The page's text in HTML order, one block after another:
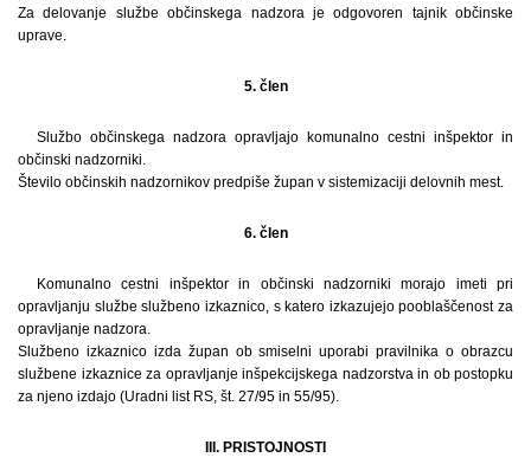
Za delovanje službe občinskega nadzora je odgovoren tajnik občinske
uprave.
5. člen
Službo občinskega nadzora opravljajo komunalno cestni inšpektor in
občinski nadzorniki.
Število občinskih nadzornikov predpiše župan v sistemizaciji delovnih mest.
6. člen
Komunalno cestni inšpektor in občinski nadzorniki morajo imeti pri
opravljanju službe službeno izkaznico, s katero izkazujejo pooblaščenost za
opravljanje nadzora.
Službeno izkaznico izda župan ob smiselni uporabi pravilnika o obrazcu
službene izkaznice za opravljanje inšpekcijskega nadzorstva in ob postopku
za njeno izdajo (Uradni list RS, št. 27/95 in 55/95).
III. PRISTOJNOSTI